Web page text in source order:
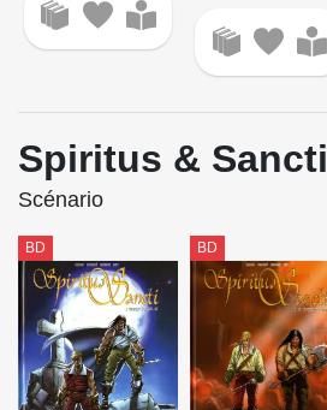
Spiritus & Sancti
Scénario
BD BD